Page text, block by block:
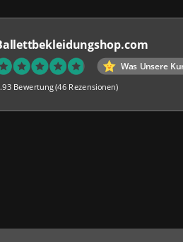
Was Unsere
Bewertung(46 Rezensionen)